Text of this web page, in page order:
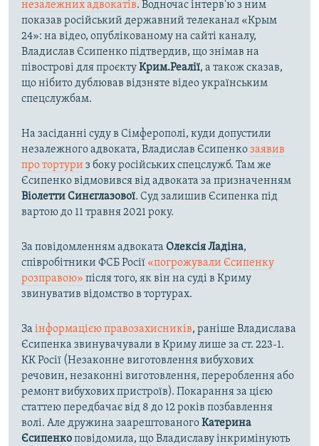
незалежних адвокатів. Водночас інтерв'ю з ним
показав російський державний телеканал «Крым
24»: на відео, опублікованому на сайті каналу,
Владислав Єсипенко підтвердив, що знімав на
півострові для проєктуКрим.Реалії, а також сказав,
що нібито дублював відзняте відео українським
спецслужбам.
На засіданні суду в Сімферополі, куди допустили
незалежного адвоката, Владислав Єсипенкозаявив
про тортури з боку російських спецслужб. Там же
Єсипенко відмовився від адвоката за призначенням
Віолетти Синєглазової. Суд залишив Єсипенка під
вартою до 11 травня 2021 року.
За повідомленням адвоката Олексія Ладіна,
співробітники ФСБ Росії «погрожували Єсипенку
розправою» після того, як він на суді в Криму
звинуватив відомство в тортурах.
За інформацією правозахисників, раніше Владислава
Єсипенка звинувачували в Криму лише за ст. 223-1.
КК Росії (Незаконне виготовлення вибухових
речовин, незаконні виготовлення, перероблення або
ремонт вибухових пристроїв). Покарання за цією
статтею передбачає від 8 до 12 років позбавлення
волі. Але дружина заарештованогоКатерина
Єсипенкоповідомила, що Владиславу інкримінують